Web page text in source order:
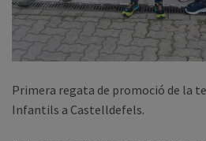
Primera regata de promoció de la
Infantils a Castelldefels.